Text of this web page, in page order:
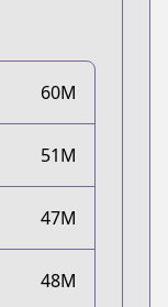
60M
51M
47M
48M